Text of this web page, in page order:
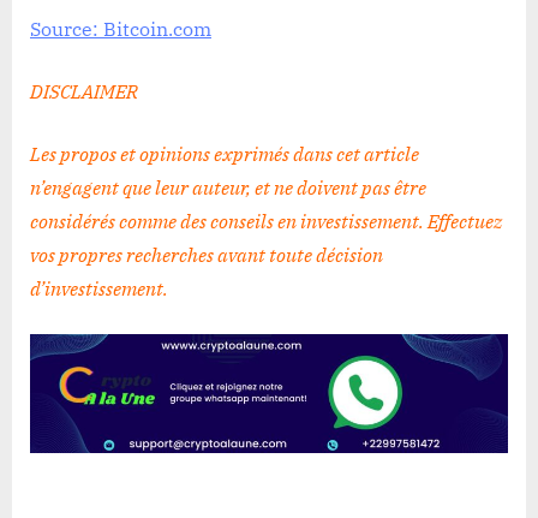
Source: Bitcoin.com
DISCLAIMER
Les propos et opinions exprimés dans cet article
n’engagent que leur auteur, et ne doivent pas être
considérés comme des conseils en investissement. Effectuez
vos propres recherches avant toute décision
d’investissement.